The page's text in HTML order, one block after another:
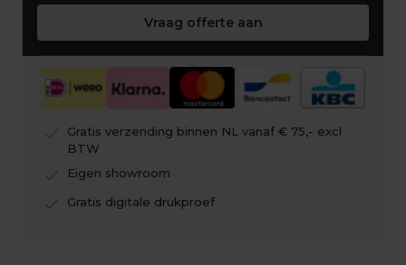
Vraag offerte aan
check
Gratis verzending binnen NL vanaf € 75,- excl
BTW
check Eigen showroom
check Gratis digitale drukproef